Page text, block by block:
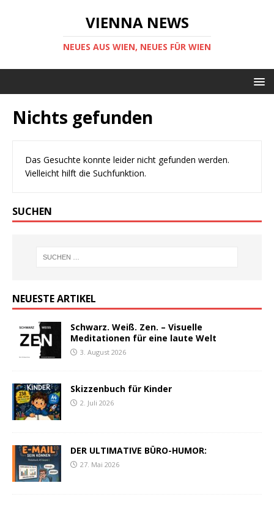
VIENNA NEWS
NEUES AUS WIEN, NEUES FÜR WIEN
Nichts gefunden
Das Gesuchte konnte leider nicht gefunden werden.
Vielleicht hilft die Suchfunktion.
SUCHEN
NEUESTE ARTIKEL
Schwarz. Weiß. Zen. – Visuelle
Meditationen für eine laute Welt
3. August 2026
Skizzenbuch für Kinder
2. Juli 2026
DER ULTIMATIVE BÜRO-HUMOR:
27. Mai 2026